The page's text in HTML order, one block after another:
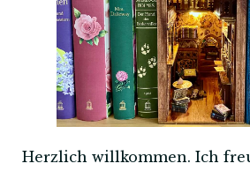
Herzlich willkommen. Ich